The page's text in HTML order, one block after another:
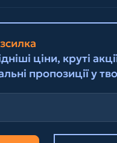
ціни, круті
пропозиції у